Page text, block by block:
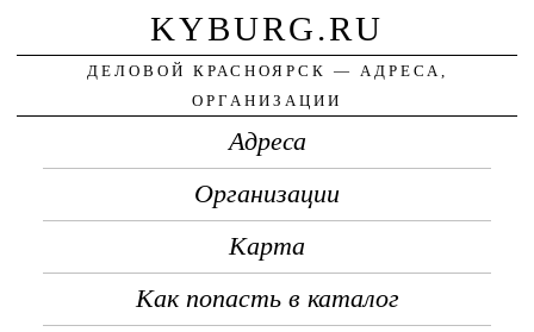
KYBURG.RU
ДЕЛОВОЙ КРАСНОЯРСК — АДРЕСА,
ОРГАНИЗАЦИИ
Адреса
Организации
Карта
Как попасть в каталог